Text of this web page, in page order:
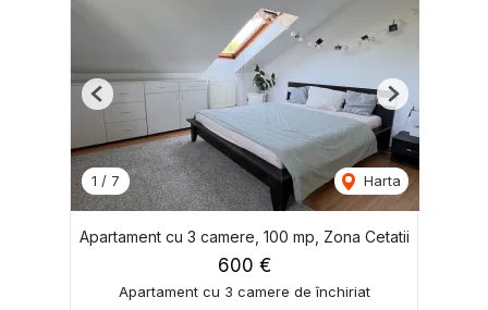
1 / 7 Harta
Previous Next
Apartament cu 3 camere, 100 mp, Zona Cetatii
600 €
Apartament cu 3 camere de închiriat